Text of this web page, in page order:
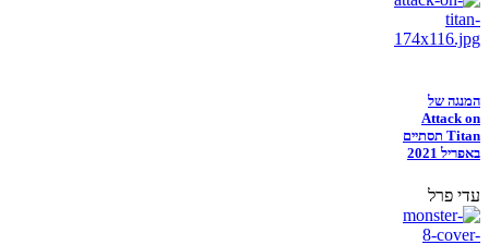
המנגה של
Attack on
Titan תסתיים
באפריל 2021
עדי פרל